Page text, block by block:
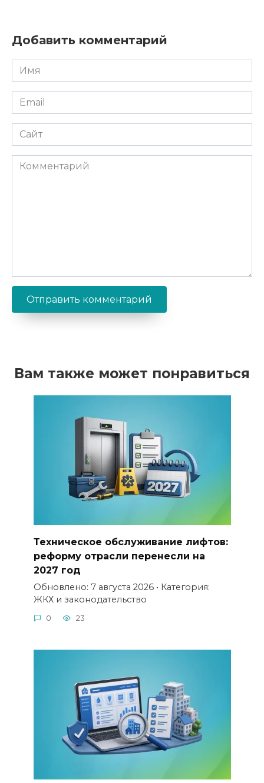
Добавить комментарий
Имя
*
Email
*
Сайт
Комментарий
Вам также может понравиться
Техническое обслуживание лифтов:
реформу отрасли перенесли на
2027 год
Обновлено: 7 августа 2026 • Категория:
ЖКХ и законодательство
0 23